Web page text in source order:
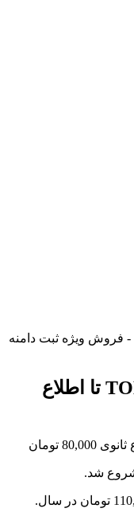
- فروش ویژه ثبت دامنه
فروش ویژه ثبت دامنه TODAY تا اطلاع